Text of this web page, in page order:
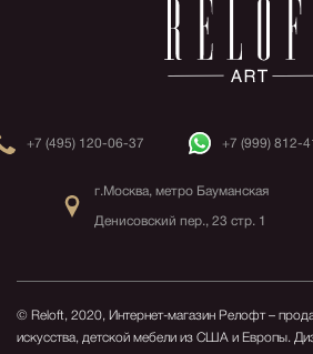
+7 (495) 120-06-37 +7 (999) 812-
г.Москва, метро Бауманская
Денисовский пер., 23 стр. 1
© Reloft, 2020, Интернет-магазин Релофт –
искусства, детской мебели из США и Европы.